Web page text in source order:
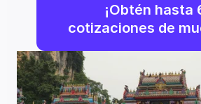
¡Obtén hasta
cotizaciones de